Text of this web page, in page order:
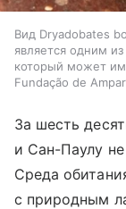
Вид Dryadobates
является одним
который может
Fundação de
За шесть
и Сан-Паулу
Среда
с природным